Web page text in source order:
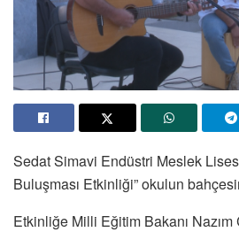
Sedat Simavi Endüstri Meslek
Buluşması Etkinliği” okulun
Etkinliğe Milli Eğitim Bakanı